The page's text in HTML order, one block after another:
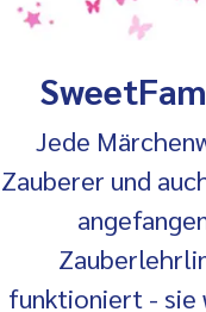
Jede
Zauberer und
funktioniert - sie